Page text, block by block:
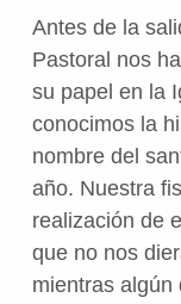
Antes de la
Pastoral nos
su papel en la
conocimos la
nombre del
año. Nuestra
realización de
que no nos
mientras algún